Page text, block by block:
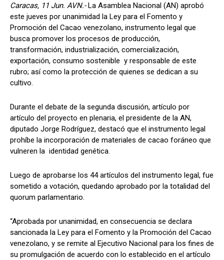
Caracas, 11 Jun. AVN.-La Asamblea Nacional (AN) aprobó
este jueves por unanimidad la Ley para el Fomento y
Promoción del Cacao venezolano, instrumento legal que
busca promover los procesos de producción,
transformación, industrialización, comercialización,
exportación, consumo sostenible y responsable de este
rubro; así como la protección de quienes se dedican a su
cultivo.
Durante el debate de la segunda discusión, artículo por
artículo del proyecto en plenaria, el presidente de la AN,
diputado Jorge Rodríguez, destacó que el instrumento legal
prohíbe la incorporación de materiales de cacao foráneo que
vulneren la identidad genética.
Luego de aprobarse los 44 artículos del instrumento legal, fue
sometido a votación, quedando aprobado por la totalidad del
quorum parlamentario.
“Aprobada por unanimidad, en consecuencia se declara
sancionada la Ley para el Fomento y la Promoción del Cacao
venezolano, y se remite al Ejecutivo Nacional para los fines de
su promulgación de acuerdo con lo establecido en el artículo